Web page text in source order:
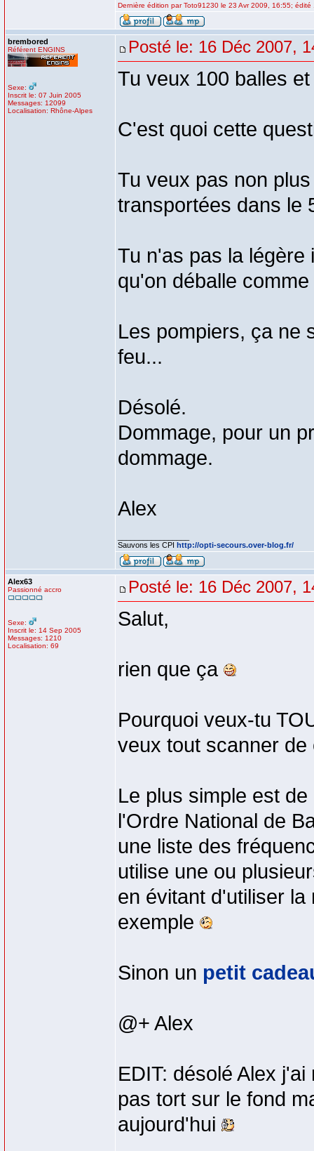
Dernière édition par Toto91230 le 23 Avr 2009, 16:55; édité
brembored
Référent ENGINS
Sexe:
Inscrit le: 07 Juin 2005
Messages: 12099
Localisation: Rhône-Alpes
Posté le: 16 Déc 2007,
Tu veux 100 balles
C'est quoi cette
Tu veux pas non
transportées dans le
Tu n'as pas la légère
qu'on déballe
Les pompiers, ça ne
feu...
Désolé.
Dommage, pour un
dommage.
Alex
Sauvons les CPI http://opti-secours.over-blog.fr/
Alex63
Passionné accro
Sexe:
Inscrit le: 14 Sep 2005
Messages: 1210
Localisation: 69
Posté le: 16 Déc 2007,
Salut,
rien que ça
Pourquoi veux-tu
veux tout scanner
Le plus simple est
l'Ordre National de
une liste des
utilise une ou
en évitant d'utiliser
exemple
Sinon un petit
@+ Alex
EDIT: désolé Alex
pas tort sur le fond
aujourd'hui